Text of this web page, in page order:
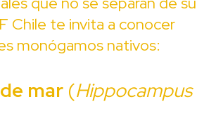
Chile te invita a conocer
monógamos nativos:
mar (Hippocampus